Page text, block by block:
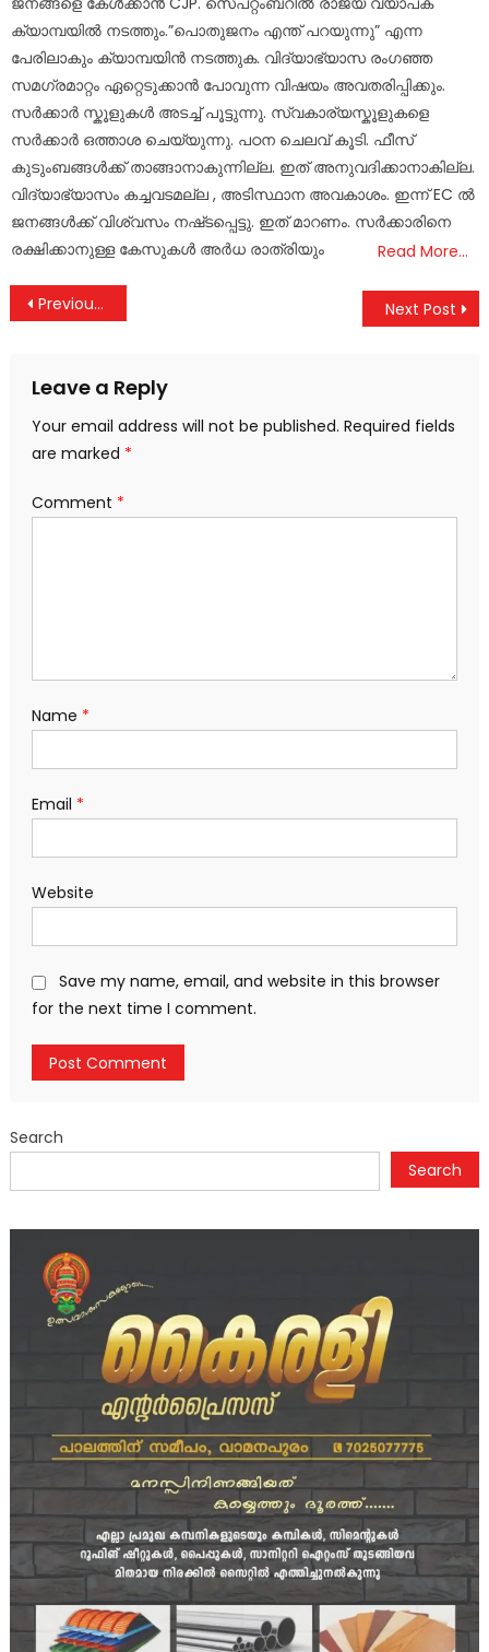
ക്യാമ്പയിൽ നടത്തും.”പൊതുജനം എന്ത് പറയുന്നു” എന്ന
പേരിലാകും ക്യാമ്പയിൻ നടത്തുക. വിദ്യാഭ്യാസ രംഗഞ്ഞ
സമഗ്രമാറ്റം ഏറ്റെടുക്കാൻ പോവുന്ന വിഷയം അവതരിപ്പിക്കും.
സർക്കാർ സ്കൂളുകൾ അടച്ച് പൂട്ടുന്നു. സ്വകാര്യസ്കൂളുകളെ
സർക്കാർ ഒത്താശ ചെയ്യുന്നു. പഠന ചെലവ് കൂടി. ഫീസ്
കുടുംബങ്ങൾക്ക് താങ്ങാനാകുന്നില്ല. ഇത് അനുവദിക്കാനാകില്ല.
വിദ്യാഭ്യാസം കച്ചവടമല്ല , അടിസ്ഥാന അവകാശം. ഇന്ന് EC ൽ
ജനങ്ങൾക്ക് വിശ്വസം നഷ്‌ടപ്പെട്ടു. ഇത് മാറണം. സർക്കാരിനെ
രക്ഷിക്കാനുള്ള കേസുകൾ അർധ രാത്രിയും
Read More…
Post
Previous Post Next Post
Leave a Reply
Your email address will not be published. Required fields
are marked *
Comment *
Name *
Email *
Website
Save my name, email, and website in this browser
for the next time I comment.
Search
Search